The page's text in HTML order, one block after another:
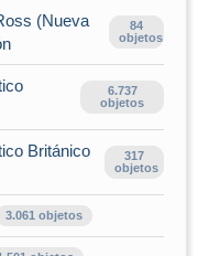
(Nueva
84
objetos
6.737
objetos
Británico
317
objetos
3.061 objetos